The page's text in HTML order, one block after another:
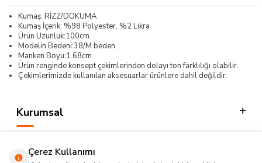
Kumaş: RİZZ/DOKUMA
Kumaş İçerik: %98 Polyester, %2 Likra
Ürün Uzunluk:100cm.
Modelin Bedeni:38/M beden.
Manken Boyu:1.68cm.
Ürün renginde konsept çekimlerinden dolayı ton farklılığı olabilir.
Çekimlerimizde kullanılan aksesuarlar ürünlere dahil değildir.
Kurumsal
Çerez Kullanımı